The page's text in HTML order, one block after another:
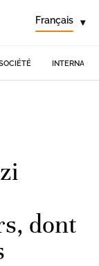
Français ▾
dont